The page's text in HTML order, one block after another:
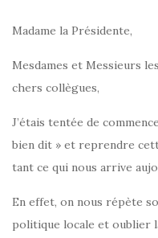
Madame la Présidente,
Mesdames et Messieurs
chers collègues,
J’étais tentée de
bien dit » et reprendre
tant ce qui nous arrive
En effet, on nous répète
politique locale et oublier